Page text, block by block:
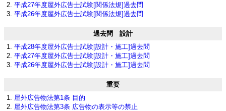
平成27年度屋外広告士試験[関係法規]過去問
平成26年度屋外広告士試験[関係法規]過去問
過去問 設計
平成28年度屋外広告士試験[設計・施工]過去問
平成27年度屋外広告士試験[設計・施工]過去問
平成26年度屋外広告士試験[設計・施工]過去問
重要
屋外広告物法第1条 目的
屋外広告物法第3条 広告物の表示等の禁止